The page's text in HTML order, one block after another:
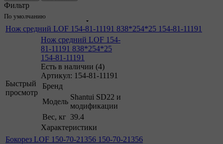
Фильтр
По умолчанию
Нож средний LOF 154-81-11191 838*254*25 154-81-11191
Быстрый
просмотр
Нож средний LOF 154-
81-11191 838*254*25
154-81-11191
Есть в наличии (4)
Артикул: 154-81-11191
Бренд
Модель
Shantui SD22 и
модификации
Вес, кг 39.4
Характеристики
Бокорез LOF 150-70-21356 150-70-21356